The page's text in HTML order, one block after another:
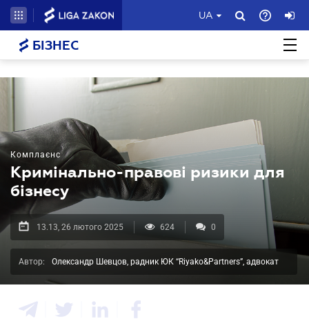
UA
БІЗНЕС
Комплаєнс
Кримінально-правові ризики для
бізнесу
13.13, 26 лютого 2025 624 0
Автор: Олександр Шевцов, радник ЮК “Riyako&Partners”, адвокат